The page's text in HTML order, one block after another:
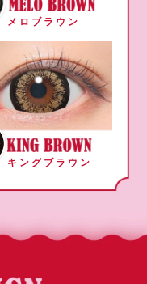
メロブラウン
キングブラウン